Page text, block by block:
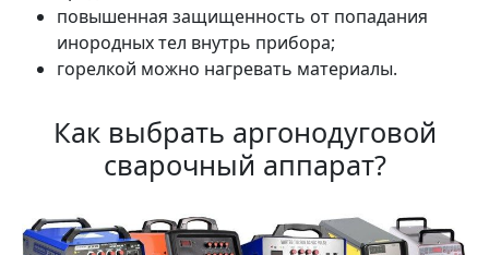
повышенная защищенность от попадания
инородных тел внутрь прибора;
горелкой можно нагревать материалы.
Как выбрать аргонодуговой
сварочный аппарат?